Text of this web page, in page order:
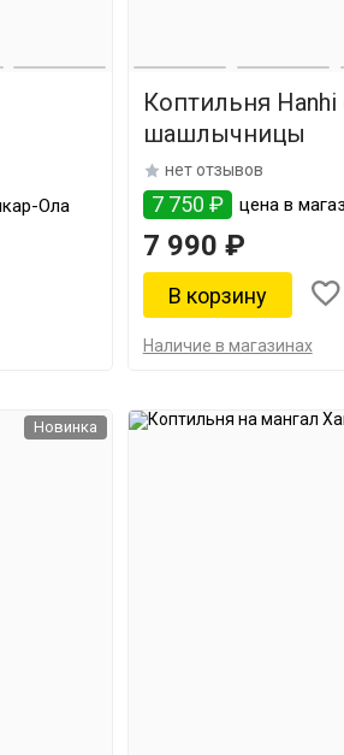
Ола
Коптильня
шашлычницы
нет отзывов
7 750 ₽ цена в
7 990 ₽
Наличие в магазинах
Новинка